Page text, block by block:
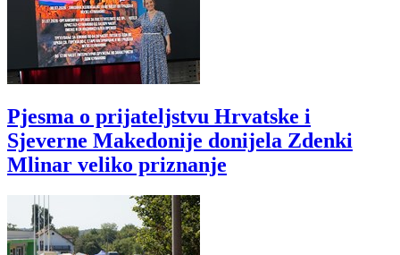
Pjesma o prijateljstvu Hrvatske i
Sjeverne Makedonije donijela Zdenki
Mlinar veliko priznanje